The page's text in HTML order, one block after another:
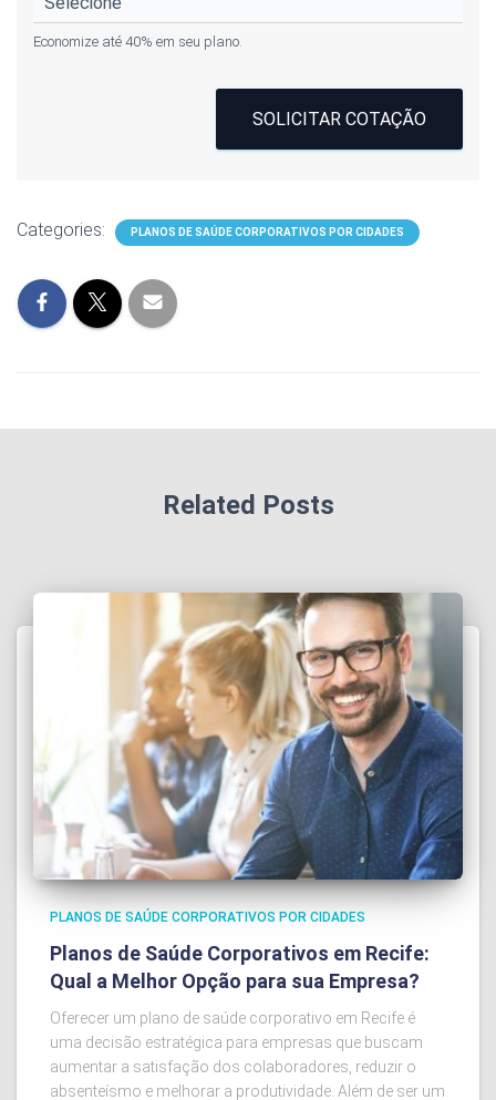
Economize até 40% em seu plano.
SOLICITAR COTAÇÃO
Categories: PLANOS DE SAÚDE CORPORATIVOS POR CIDADES
Related Posts
PLANOS DE SAÚDE CORPORATIVOS POR CIDADES
Planos de Saúde Corporativos em Recife:
Qual a Melhor Opção para sua Empresa?
Oferecer um plano de saúde corporativo em Recife é
uma decisão estratégica para empresas que buscam
aumentar a satisfação dos colaboradores, reduzir o
absenteísmo e melhorar a produtividade. Além de ser um